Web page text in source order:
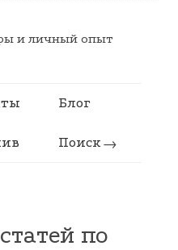
и личный опыт
Блог
Поиск
по